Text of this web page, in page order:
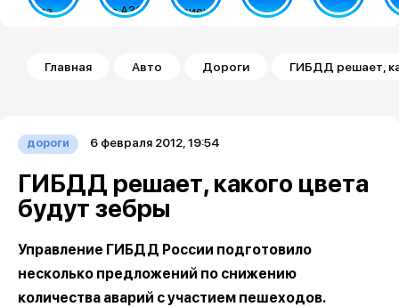
Строка навигации
Главная Авто Дороги ГИБДД решает,
дороги 6 февраля 2012, 19:54
ГИБДД решает, какого цвета
будут зебры
Управление ГИБДД России подготовило
несколько предложений по снижению
количества аварий с участием пешеходов.